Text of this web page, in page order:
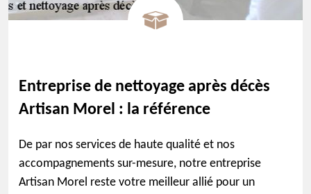
Entreprise de nettoyage après décès
Artisan Morel : la référence
De par nos services de haute qualité et nos
accompagnements sur-mesure, notre entreprise
Artisan Morel reste votre meilleur allié pour un